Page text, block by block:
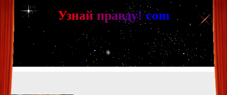
[phpBB Debug] PHP Warning : in file [ROOT]/phpbb/db/driver/mysqli.php
mysqli_fetch_assoc(): Couldn't fetch mysqli_result
[phpBB Debug] PHP Warning: in file[ROOT]/phpbb/db/driver/mysqli.php 329
mysqli_free_result(): Couldn't fetch mysqli_result
[phpBB Debug] PHP Warning
[ROOT]/phpbb/db/driver/mysqli.php on line 265
mysqli_fetch_assoc(): Couldn't fetch mysqli_result
[phpBB Debug] PHP Warning
: in file [ROOT]/phpbb/db/driver/mysqli.php on line329
mysqli_free_result(): Couldn't fetch mysqli_result
[phpBB Debug] PHP Warning: in file [ROOT]/phpbb/db/driver/mysqli.php on line 265
mysqli_fetch_assoc(): Couldn't fetch mysqli_result
[phpBB Debug] PHP Warning
[ROOT]/phpbb/db/driver/mysqli.php on line329:
mysqli_free_result(): Couldn't fetch mysqli_result
Узнай правду! com